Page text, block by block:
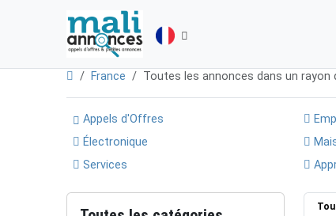
France Toutes les annonces dans un rayon
Appels d'Offres
Électronique
Services